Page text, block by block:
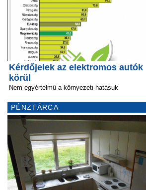
Kérdőjelek az elektromos autók
körül
Nem egyértelmű a környezeti hatásuk
PÉNZTÁRCA